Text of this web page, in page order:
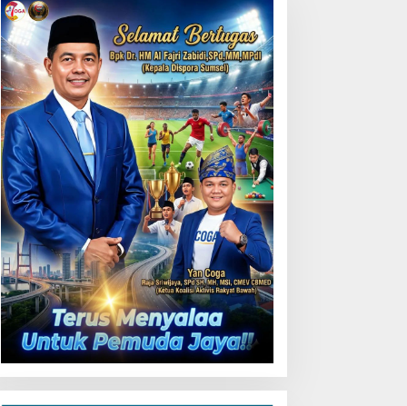
UID S2JB melalui
BUMN Jambi Latih
Optimalkan Website
Pasar Ekspor
Perkuat Sinergi, Komitmen
Pemprov Sumsel Dukung
BNNP Berantas Narkoba
Lebih Optimal